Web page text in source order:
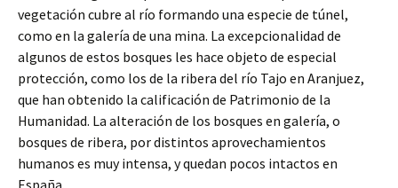
vegetación cubre al río formando una especie de túnel,
como en la galería de una mina. La excepcionalidad de
algunos de estos bosques les hace objeto de especial
protección, como los de la ribera del río Tajo en Aranjuez,
que han obtenido la calificación de Patrimonio de la
Humanidad. La alteración de los bosques en galería, o
bosques de ribera, por distintos aprovechamientos
humanos es muy intensa, y quedan pocos intactos en
España.